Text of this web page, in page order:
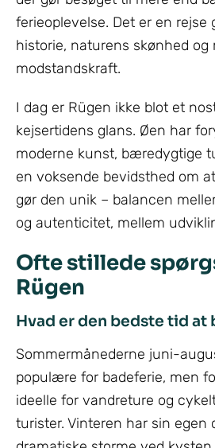
ferieoplevelse. Det er en
historie, naturens skønhed og
modstandskraft.
I dag er Rügen ikke blot et
kejsertidens glans. Øen har
moderne kunst, bæredygtige
en voksende bevidsthed om
gør den unik – balancen
og autenticitet, mellem
Ofte stillede
Rügen
Hvad er den bedste tid at
Sommermånederne juni-
populære for badeferie, men
ideelle for vandreture og
turister. Vinteren har sin egen